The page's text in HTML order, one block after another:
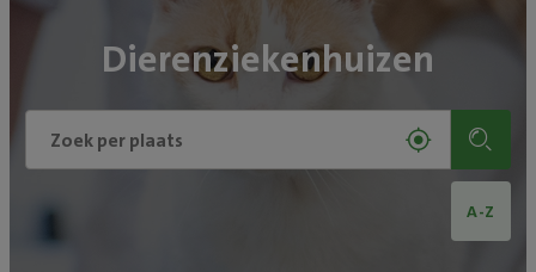
Dierenziekenhuizen
A-Z